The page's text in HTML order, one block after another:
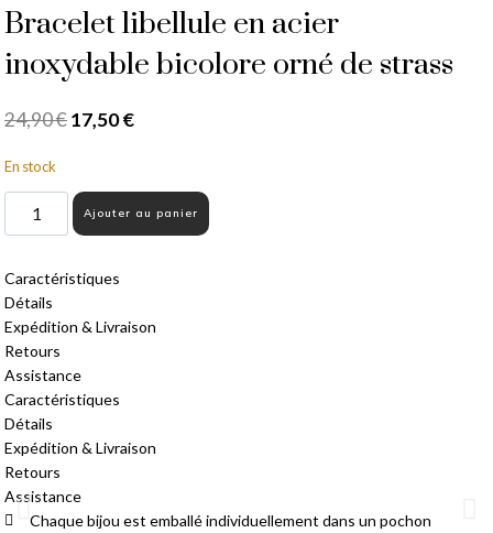
Bracelet libellule en acier
inoxydable bicolore orné de strass
24,90€17,50€
En stock
Ajouter au panier
Caractéristiques
Détails
Expédition & Livraison
Retours
Assistance
Caractéristiques
Détails
Expédition & Livraison
Retours
Assistance
Chaque bijou est emballé individuellement dans un pochon